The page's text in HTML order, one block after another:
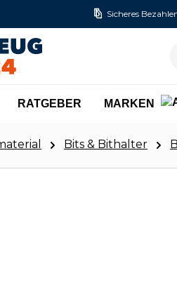
Sicheres
RATGEBER MARKEN
Bits & Bithalter